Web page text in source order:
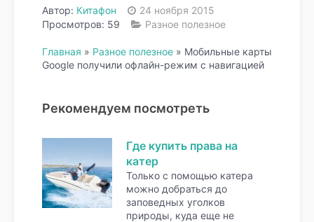
Автор: Китафон
24 ноября 2015
Просмотров: 59
Разное полезное
Главная » Разное полезное » Мобильные карты
Google получили офлайн-режим с навигацией
Рекомендуем посмотреть
Где купить права на
катер
Только с помощью катера
можно добраться до
заповедных уголков
природы, куда еще не